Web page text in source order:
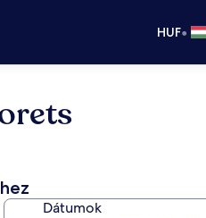
HUF•
Dátumok